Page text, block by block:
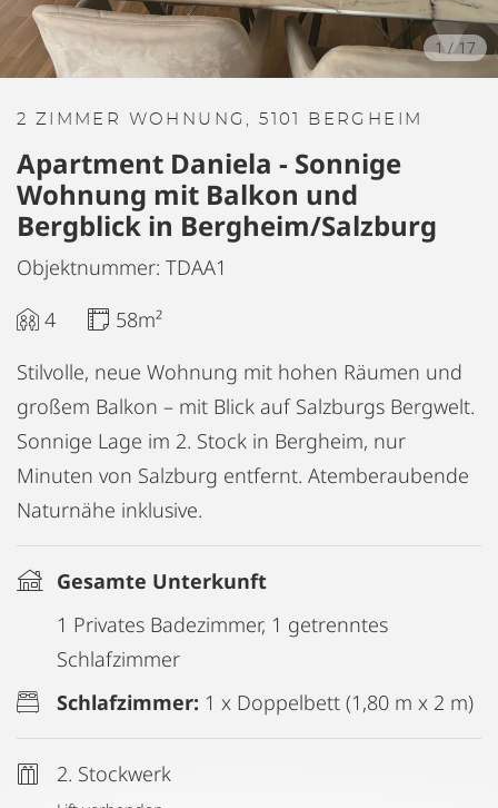
1/17
2 ZIMMER WOHNUNG, 5101 BERGHEIM
Apartment Daniela - Sonnige
Wohnung mit Balkon und
Bergblick in Bergheim/Salzburg
Objektnummer: TDAA1
4
58m²
Stilvolle, neue Wohnung mit hohen Räumen und
großem Balkon – mit Blick auf Salzburgs Bergwelt.
Sonnige Lage im 2. Stock in Bergheim, nur
Minuten von Salzburg entfernt. Atemberaubende
Naturnähe inklusive.
Gesamte Unterkunft
1 Privates Badezimmer, 1 getrenntes
Schlafzimmer
Schlafzimmer: 1 x Doppelbett (1,80 m x 2 m)
2. Stockwerk